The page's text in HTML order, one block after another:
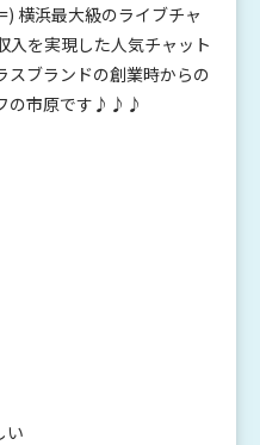
横浜最大級のライブチャ
入を実現した人気チャット
スブランドの創業時からの
の市原です♪♪♪
い